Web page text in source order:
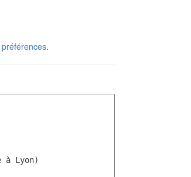
préférences.